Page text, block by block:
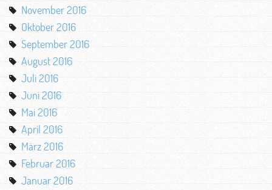
November 2016
Oktober 2016
September 2016
August 2016
Juli 2016
Juni 2016
Mai 2016
April 2016
März 2016
Februar 2016
Januar 2016